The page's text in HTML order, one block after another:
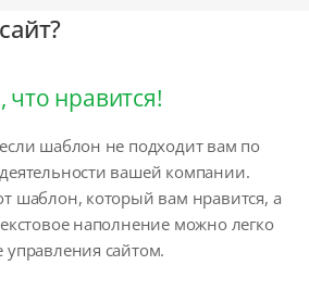
нравится!
шаблон не подходит вам по
вашей компании.
шаблон, который вам нравится, а
наполнение можно легко
управления сайтом.